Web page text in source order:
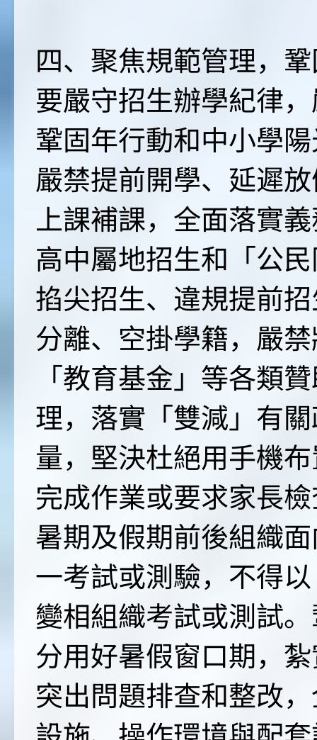
四、聚焦規範管理，
要嚴守招生辦學紀律
鞏固年行動和中小學
嚴禁提前開學、延遲
上課補課，全面落實
高中屬地招生和「公
掐尖招生、違規提前
分離、空掛學籍，嚴
「教育基金」等各類
理，落實「雙減」有
量，堅決杜絕用手機
完成作業或要求家長
暑期及假期前後組織
一考試或測驗，不得
變相組織考試或測試
分用好暑假窗口期，
突出問題排查和整改